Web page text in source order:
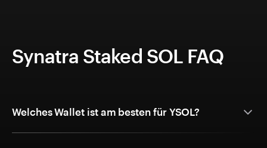
Synatra Staked SOL FAQ
Welches Wallet ist am besten für YSOL?